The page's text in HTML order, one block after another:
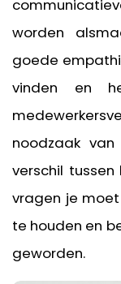
worden
goede
vinden en
noodzaak
verschil
vragen je
te houden en
geworden.